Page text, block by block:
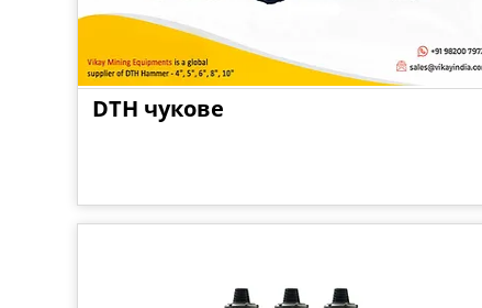
DTH чукове